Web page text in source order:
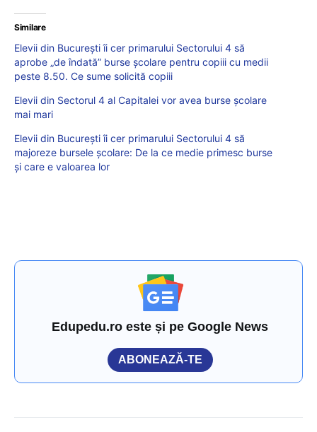
Similare
Elevii din București îi cer primarului Sectorului 4 să
aprobe „de îndată” burse școlare pentru copiii cu medii
peste 8.50. Ce sume solicită copiii
Elevii din Sectorul 4 al Capitalei vor avea burse școlare
mai mari
Elevii din București îi cer primarului Sectorului 4 să
majoreze bursele școlare: De la ce medie primesc burse
și care e valoarea lor
Edupedu.ro este și pe Google News
ABONEAZĂ-TE